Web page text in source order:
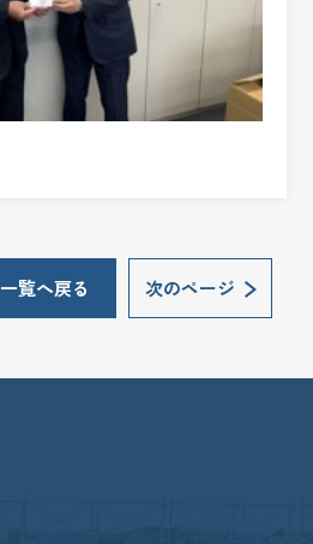
一覧へ戻る 次のページ